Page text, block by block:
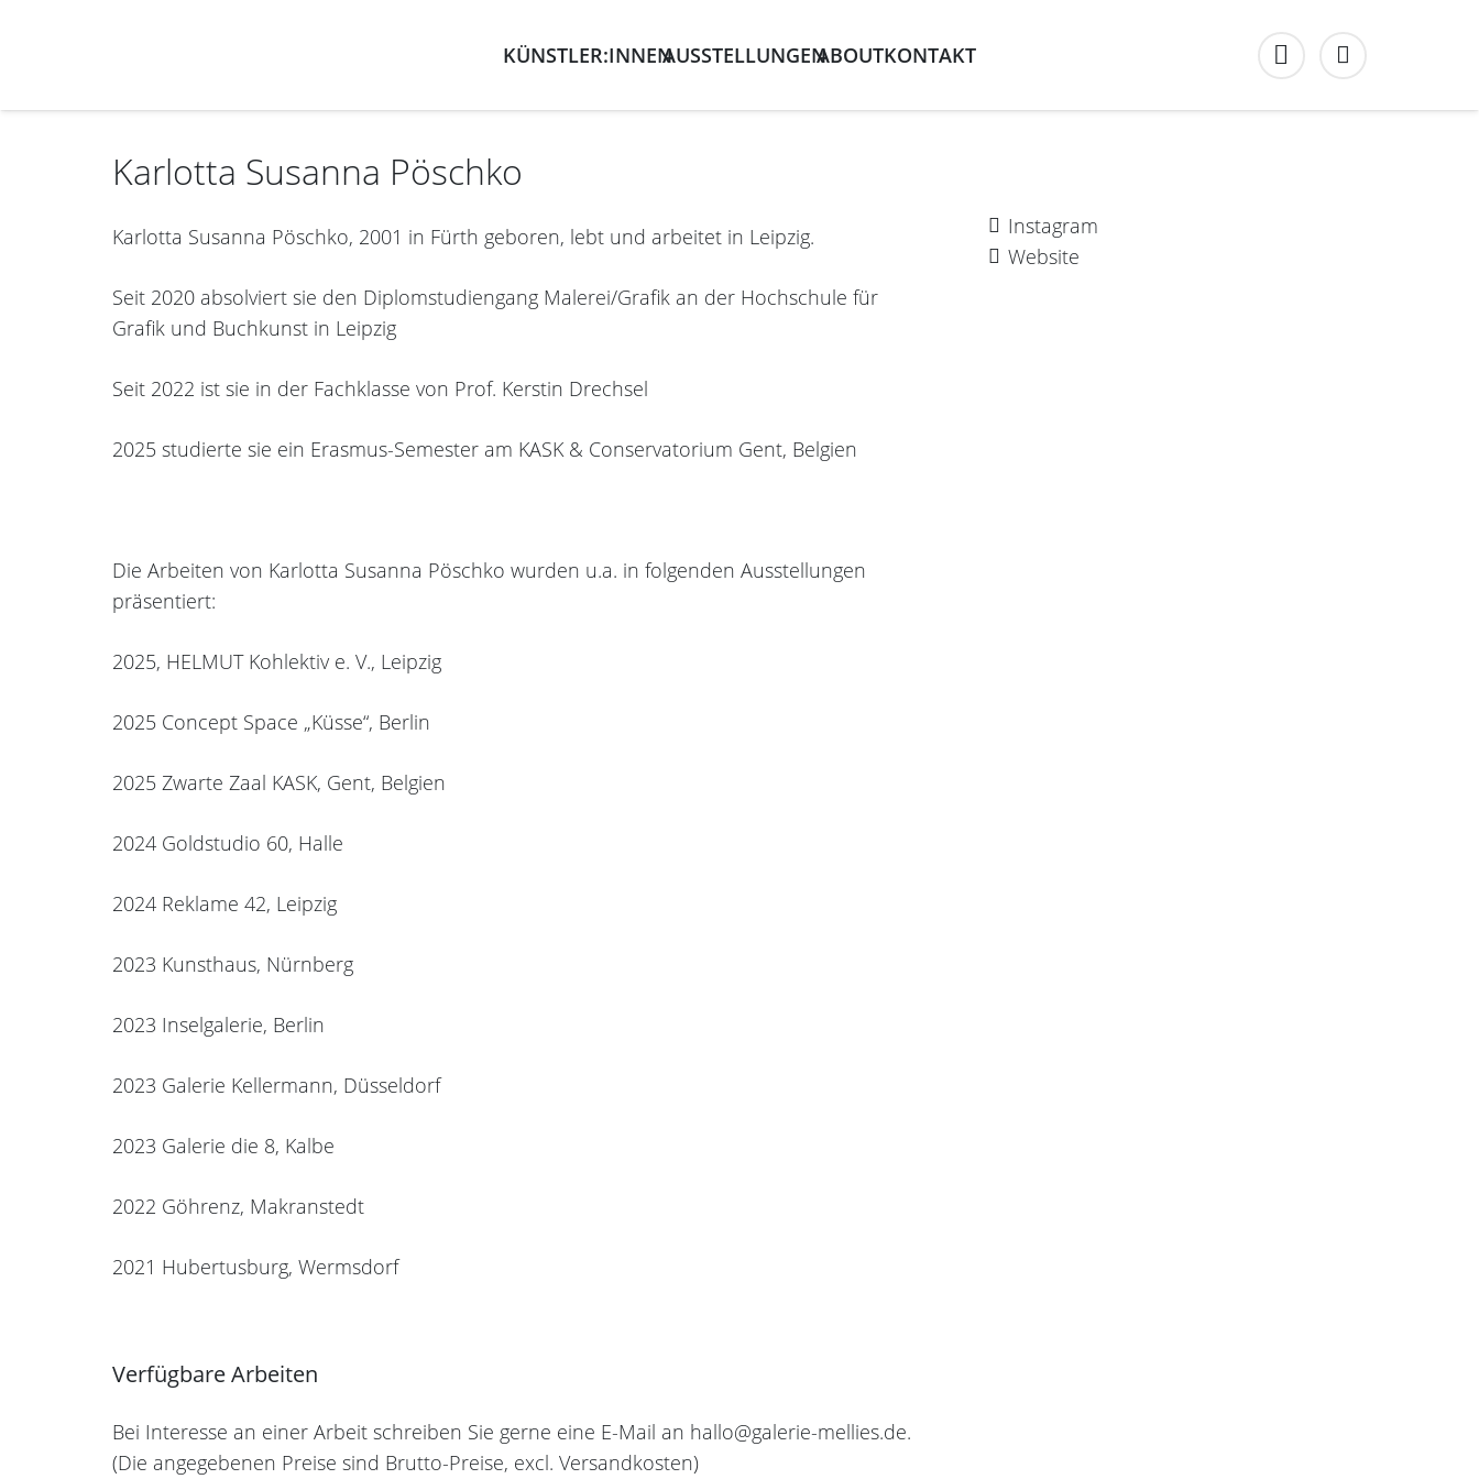
KÜNSTLER:INNENAUSSTELLUNGENABOUTKONTAKT
Karlotta Susanna Pöschko
Karlotta Susanna Pöschko, 2001 in Fürth geboren, lebt und arbeitet in Leipzig.
Seit 2020 absolviert sie den Diplomstudiengang Malerei/Grafik an der Hochschule für
Grafik und Buchkunst in Leipzig
Seit 2022 ist sie in der Fachklasse von Prof. Kerstin Drechsel
2025 studierte sie ein Erasmus-Semester am KASK & Conservatorium Gent, Belgien
Die Arbeiten von Karlotta Susanna Pöschko wurden u.a. in folgenden Ausstellungen
präsentiert:
2025, HELMUT Kohlektiv e. V., Leipzig
2025 Concept Space „Küsse“, Berlin
2025 Zwarte Zaal KASK, Gent, Belgien
2024 Goldstudio 60, Halle
2024 Reklame 42, Leipzig
2023 Kunsthaus, Nürnberg
2023 Inselgalerie, Berlin
2023 Galerie Kellermann, Düsseldorf
2023 Galerie die 8, Kalbe
2022 Göhrenz, Makranstedt
2021 Hubertusburg, Wermsdorf
Instagram
Website
Verfügbare Arbeiten
Bei Interesse an einer Arbeit schreiben Sie gerne eine E-Mail an hallo@galerie-mellies.de.
(Die angegebenen Preise sind Brutto-Preise, excl. Versandkosten)